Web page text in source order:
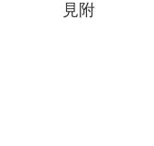
見附